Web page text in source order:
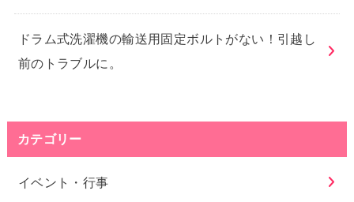
ドラム式洗濯機の輸送用固定ボルトがない！引越し
前のトラブルに。
カテゴリー
イベント・行事